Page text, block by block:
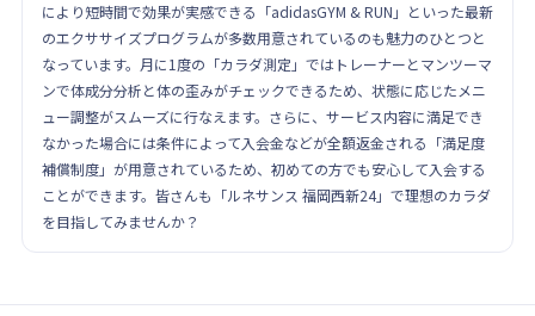
により短時間で効果が実感できる「adidasGYM & RUN」といった最新
のエクササイズプログラムが多数用意されているのも魅力のひとつと
なっています。月に1度の「カラダ測定」ではトレーナーとマンツーマ
ンで体成分分析と体の歪みがチェックできるため、状態に応じたメニ
ュー調整がスムーズに行なえます。さらに、サービス内容に満足でき
なかった場合には条件によって入会金などが全額返金される「満足度
補償制度」が用意されているため、初めての方でも安心して入会する
ことができます。皆さんも「ルネサンス 福岡西新24」で理想のカラダ
を目指してみませんか？